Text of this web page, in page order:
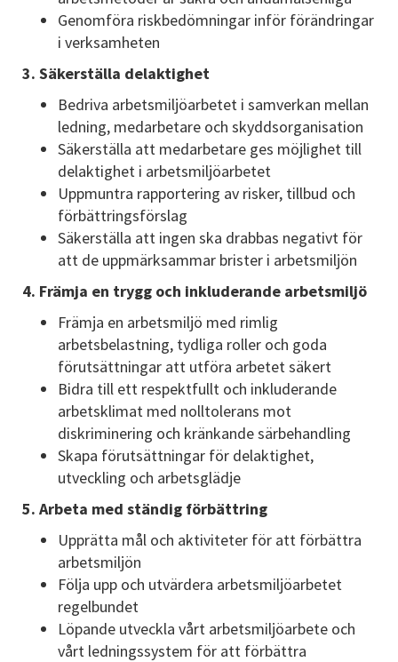
Genomföra riskbedömningar inför förändringar
i verksamheten
3. Säkerställa delaktighet
Bedriva arbetsmiljöarbetet i samverkan mellan
ledning, medarbetare och skyddsorganisation
Säkerställa att medarbetare ges möjlighet till
delaktighet i arbetsmiljöarbetet
Uppmuntra rapportering av risker, tillbud och
förbättringsförslag
Säkerställa att ingen ska drabbas negativt för
att de uppmärksammar brister i arbetsmiljön
4. Främja en trygg och inkluderande arbetsmiljö
Främja en arbetsmiljö med rimlig
arbetsbelastning, tydliga roller och goda
förutsättningar att utföra arbetet säkert
Bidra till ett respektfullt och inkluderande
arbetsklimat med nolltolerans mot
diskriminering och kränkande särbehandling
Skapa förutsättningar för delaktighet,
utveckling och arbetsglädje
5. Arbeta med ständig förbättring
Upprätta mål och aktiviteter för att förbättra
arbetsmiljön
Följa upp och utvärdera arbetsmiljöarbetet
regelbundet
Löpande utveckla vårt arbetsmiljöarbete och
vårt ledningssystem för att förbättra